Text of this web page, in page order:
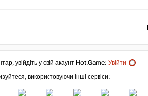
увійдіть у свій акаунт Hot.Game: Увійти
використовуючи інші сервіси: